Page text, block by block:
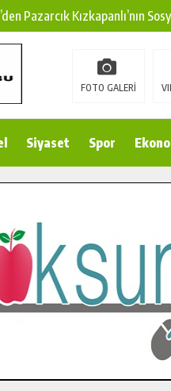
Pazarcık Kızkapanlı’nın
Pazarcık Kırsalına Modern
Uluslararası Başarı:
Maraş Kampında Yeni
Komutanı Karakaya’dan
Köprüsünde Sona Doğru.
FOTO GALERİ
Siyaset Spor